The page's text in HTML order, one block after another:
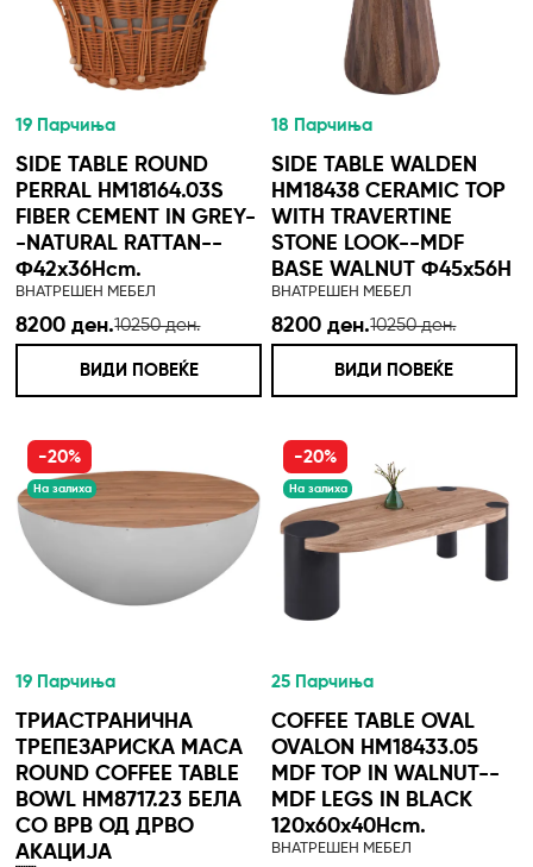
19 Парчиња
SIDE TABLE ROUND
PERRAL HM18164.03S
FIBER CEMENT IN GREY-
-NATURAL RATTAN--
Φ42x36Hcm.
ВНАТРЕШЕН МЕБЕЛ
8200 ден.10250 ден.
ВИДИ ПОВЕЌЕ
18 Парчиња
SIDE TABLE WALDEN
HM18438 CERAMIC TOP
WITH TRAVERTINE
STONE LOOK--MDF
BASE WALNUT Φ45x56H
ВНАТРЕШЕН МЕБЕЛ
8200 ден.10250 ден.
ВИДИ ПОВЕЌЕ
-20%
На залиха
19 Парчиња
ТРИАСТРАНИЧНА
ТРЕПЕЗАРИСКА МАСА
ROUND COFFEE TABLE
BOWL HM8717.23 БЕЛА
СО ВРВ ОД ДРВО
АКАЦИЈА
-20%
На залиха
25 Парчиња
COFFEE TABLE OVAL
OVALON HM18433.05
MDF TOP IN WALNUT--
MDF LEGS IN BLACK
120x60x40Hcm.
ВНАТРЕШЕН МЕБЕЛ